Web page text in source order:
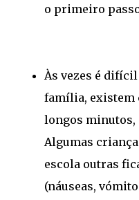
o primeiro
Às vezes é
família, existem
longos minutos,
Algumas
escola outras
(náuseas,